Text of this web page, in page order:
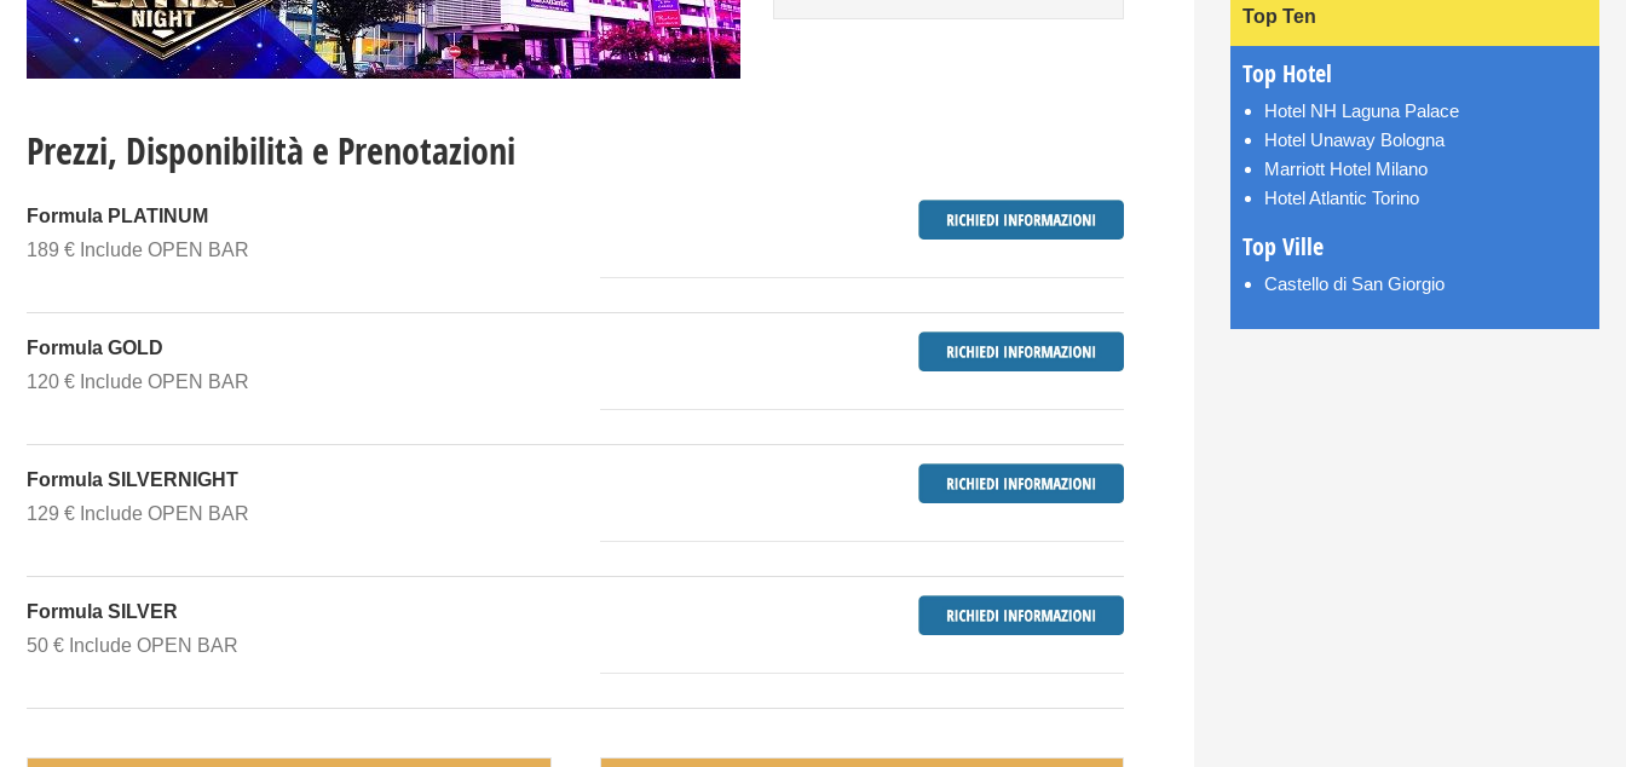
Prezzi, Disponibilità e Prenotazioni
Formula PLATINUM
189 € Include OPEN BAR
Formula GOLD
120 € Include OPEN BAR
Formula SILVERNIGHT
129 € Include OPEN BAR
Formula SILVER
50 € Include OPEN BAR
Top Ten
Top Hotel
Hotel NH Laguna Palace
Hotel Unaway Bologna
Marriott Hotel Milano
Hotel Atlantic Torino
Top Ville
Castello di San Giorgio